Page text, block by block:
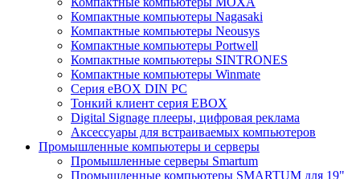
Компактные компьютеры Nagasaki
Компактные компьютеры Neousys
Компактные компьютеры Portwell
Компактные компьютеры SINTRONES
Компактные компьютеры Winmate
Серия eBOX DIN PC
Тонкий клиент серия EBOX
Digital Signage плееры, цифровая реклама
Аксессуары для встраиваемых компьютеров
Промышленные компьютеры и серверы
Промышленные серверы Smartum
Промышленные компьютеры SMARTUM для 19"